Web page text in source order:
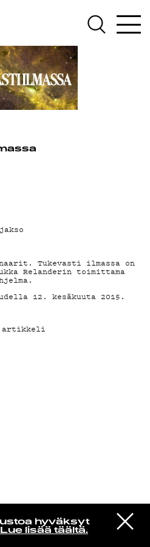
hyväksyt
Lue lisää täältä.
VIESTI
STUDIOON
て
Tukevasti ilmassa on
Relanderin toimittama
12. kesäkuuta 2015.
artikkeli